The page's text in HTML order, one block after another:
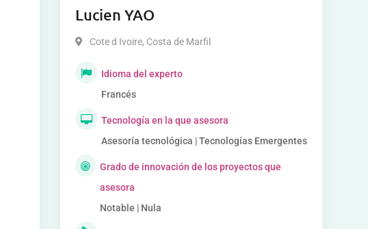
Lucien YAO
Cote d Ivoire, Costa de Marfil
Idioma del experto
Francés
Tecnología en la que asesora
Asesoría tecnológica | Tecnologías Emergentes
Grado de innovación de los proyectos que
asesora
Notable | Nula